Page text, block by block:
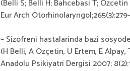
(Belli S; Belli H; Bahcebasi T;
Eur Arch
– Sizofreni hastalarinda bazi
(H Belli, A Ozçetin, U Ertem, E
Anadolu Psikiyatri Dergisi 2007;